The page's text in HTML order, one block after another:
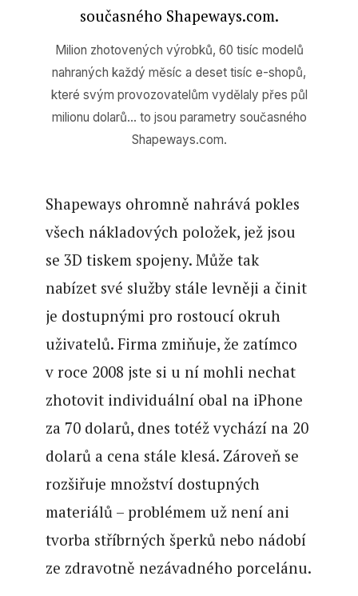
Milion zhotovených výrobků, 60 tisíc modelů
nahraných každý měsíc a deset tisíc e-shopů,
které svým provozovatelům vydělaly přes půl
milionu dolarů… to jsou parametry současného
Shapeways.com.
Shapeways ohromně nahrává pokles
všech nákladových položek, jež jsou
se 3D tiskem spojeny. Může tak
nabízet své služby stále levněji a činit
je dostupnými pro rostoucí okruh
uživatelů. Firma zmiňuje, že zatímco
v roce 2008 jste si u ní mohli nechat
zhotovit individuální obal na iPhone
za 70 dolarů, dnes totéž vychází na 20
dolarů a cena stále klesá. Zároveň se
rozšiřuje množství dostupných
materiálů – problémem už není ani
tvorba stříbrných šperků nebo nádobí
ze zdravotně nezávadného porcelánu.